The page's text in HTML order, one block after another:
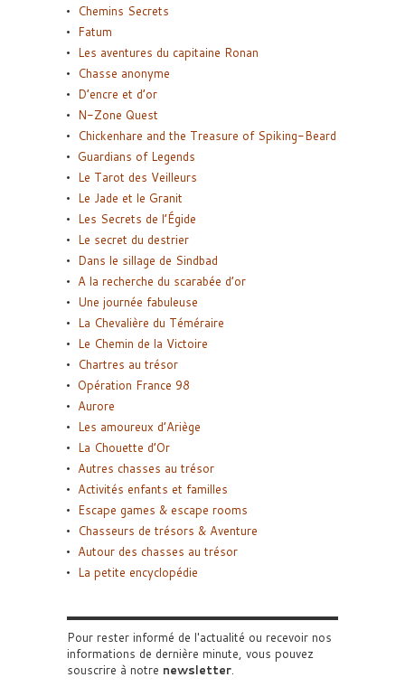
Chemins Secrets
Fatum
Les aventures du capitaine Ronan
Chasse anonyme
D’encre et d’or
N-Zone Quest
Chickenhare and the Treasure of Spiking-Beard
Guardians of Legends
Le Tarot des Veilleurs
Le Jade et le Granit
Les Secrets de l’Égide
Le secret du destrier
Dans le sillage de Sindbad
A la recherche du scarabée d’or
Une journée fabuleuse
La Chevalière du Téméraire
Le Chemin de la Victoire
Chartres au trésor
Opération France 98
Aurore
Les amoureux d’Ariège
La Chouette d’Or
Autres chasses au trésor
Activités enfants et familles
Escape games & escape rooms
Chasseurs de trésors & Aventure
Autour des chasses au trésor
La petite encyclopédie
Pour rester informé de l'actualité ou recevoir nos
informations de dernière minute, vous pouvez
souscrire à notre newsletter.